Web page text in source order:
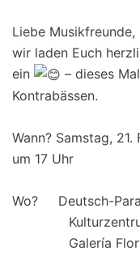
Liebe Musikfreunde,
wir laden Euch
ein
– dieses
Kontrabässen.
Wann? Samstag, 21.
um 17 Uhr
Wo? Deutsch-
Galería